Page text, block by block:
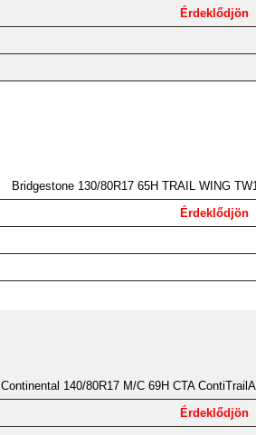
Érdeklődjön
Bridgestone 130/80R17 65H TRAIL WING
Érdeklődjön
Continental 140/80R17 M/C 69H CTA
Érdeklődjön